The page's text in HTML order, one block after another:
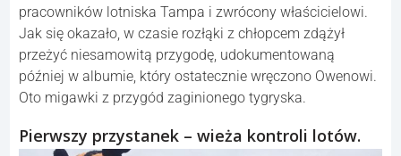
pracowników lotniska Tampa i zwrócony właścicielowi.
Jak się okazało, w czasie rozłąki z chłopcem zdążył
przeżyć niesamowitą przygodę, udokumentowaną
później w albumie, który ostatecznie wręczono Owenowi.
Oto migawki z przygód zaginionego tygryska.
Pierwszy przystanek – wieża kontroli lotów.